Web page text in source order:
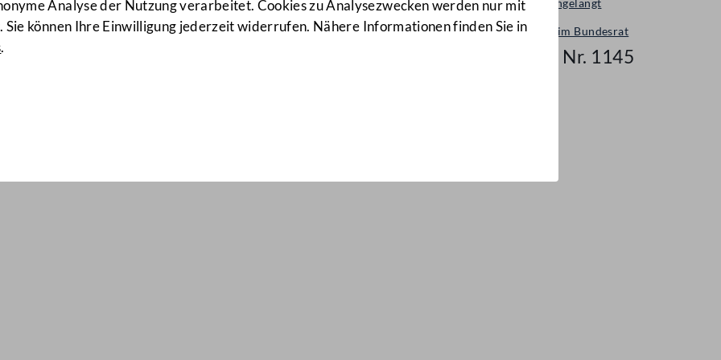
Analyse der Nutzung verarbeitet. Cookies zu Analysezwecken werden nur mit
Sie können Ihre Einwilligung jederzeit widerrufen. Nähere Informationen finden Sie in
.
Neu eingelangt
Neues im Bundesrat
Mail Nr. 1145
Nr: 1145